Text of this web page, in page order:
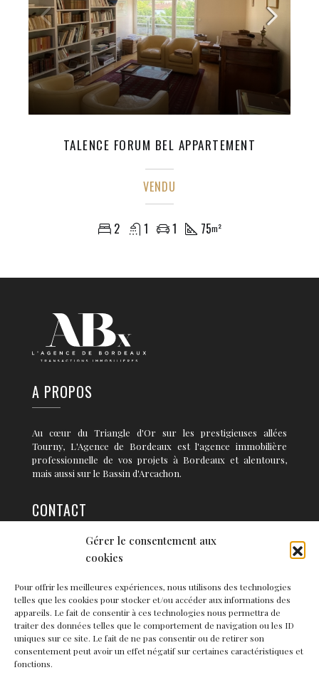
Gérer le consentement aux
cookies
Pour offrir les meilleures expériences, nous utilisons des technologies
telles que les cookies pour stocker et/ou accéder aux informations des
appareils. Le fait de consentir à ces technologies nous permettra de
traiter des données telles que le comportement de navigation ou les ID
uniques sur ce site. Le fait de ne pas consentir ou de retirer son
consentement peut avoir un effet négatif sur certaines caractéristiques et
fonctions.
TALENCE FORUM BEL APPARTEMENT
VENDU
2 1 1 75m²
A PROPOS
Au cœur du Triangle d'Or sur les prestigieuses allées
Tourny, L'Agence de Bordeaux est l'agence immobilière
professionnelle de vos projets à Bordeaux et alentours,
mais aussi sur le Bassin d'Arcachon.
CONTACT
36 rue Condillac 33 000 BORDEAUX
NEWSLETTER